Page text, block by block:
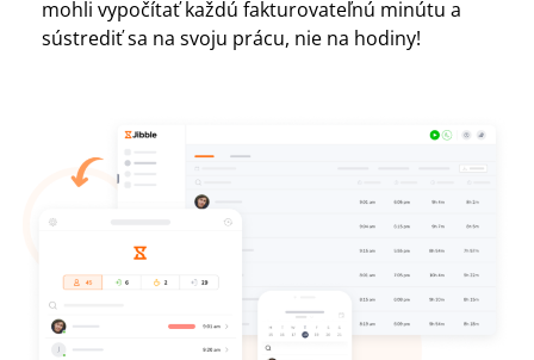
mohli vypočítať každú fakturovateľnú minútu a
sústrediť sa na svoju prácu, nie na hodiny!